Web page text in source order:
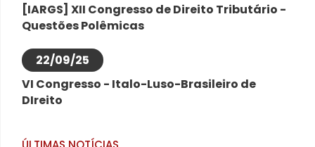
[IARGS] XII Congresso de Direito Tributário -
Questões Polêmicas
22/09/25
VI Congresso - Italo-Luso-Brasileiro de
DIreito